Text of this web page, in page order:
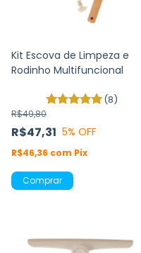
Kit Escova de Limpeza e
Rodinho Multifuncional
(8)
R$47,31
R$49,80
5% OFF
R$46,36 com Pix